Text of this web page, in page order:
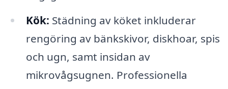
Kök: Städning av köket inkluderar
rengöring av bänkskivor, diskhoar, spis
och ugn, samt insidan av
mikrovågsugnen. Professionella